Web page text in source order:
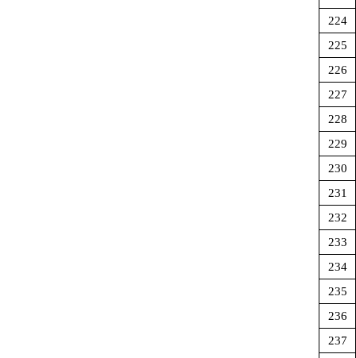
224
225
226
227
228
229
230
231
232
233
234
235
236
237